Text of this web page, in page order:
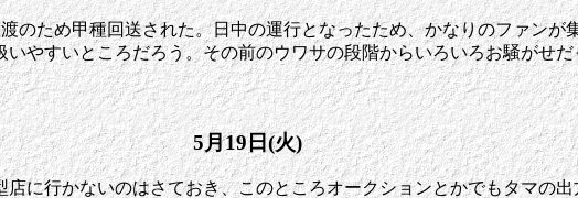
のため甲種回送された。日中の運行となったため、かなりのファン
やすいところだろう。その前のウワサの段階からいろいろお騒がせ
5月19日(火)
に行かないのはさておき、このところオークションとかでもタマの